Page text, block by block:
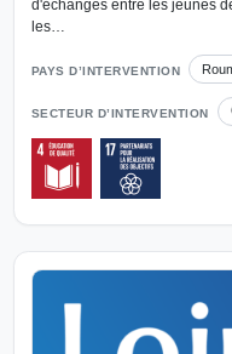
d'échanges entre les jeunes
les…
PAYS D’INTERVENTION
SECTEUR D’INTERVENTION